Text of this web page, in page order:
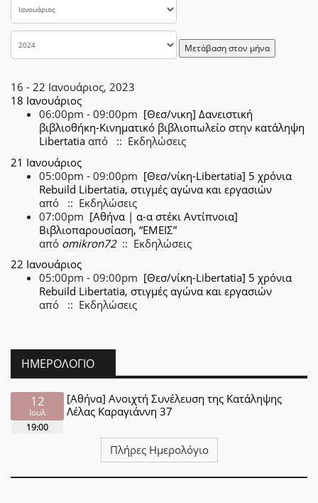
Μετάβαση στον μήνα
16 - 22 Ιανουάριος, 2023
18 Ιανουάριος
06:00pm - 09:00pm [Θεσ/νικη] Δανειστική
βιβλιοθήκη-Κινηματικό βιβλιοπωλείο στην κατάληψη
Libertatia από
:: Εκδηλώσεις
21 Ιανουάριος
05:00pm - 09:00pm [Θεσ/νίκη-Libertatia] 5 χρόνια
Rebuild Libertatia, στιγμές αγώνα και εργασιών
από
:: Εκδηλώσεις
07:00pm [Αθήνα | α-α στέκι Αντίπνοια]
Βιβλιοπαρουσίαση, “ΕΜΕΙΣ”
από omikron72:: Εκδηλώσεις
22 Ιανουάριος
05:00pm - 09:00pm [Θεσ/νίκη-Libertatia] 5 χρόνια
Rebuild Libertatia, στιγμές αγώνα και εργασιών
από
:: Εκδηλώσεις
ΗΜΕΡΟΛΌΓΙΟ
12
Ιουλ
19:00
[Αθήνα] Ανοιχτή Συνέλευση της Κατάληψης
Λέλας Καραγιάννη 37
Πλήρες Ημερολόγιο